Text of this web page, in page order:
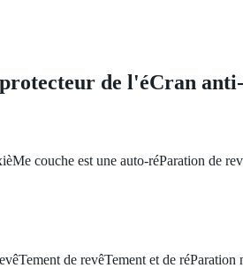
de l'éCran
couche est une auto-réParation de
de revêTement et de réParation